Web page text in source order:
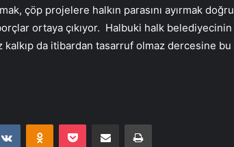
çöp projelere halkın parasını ayırmak doğru
ortaya çıkıyor. Halbuki halk belediyecinin
da itibardan tasarruf olmaz dercesine bu
VKontakteOdnoklassniki
Pocket E-Posta ile paylaş Yazdır